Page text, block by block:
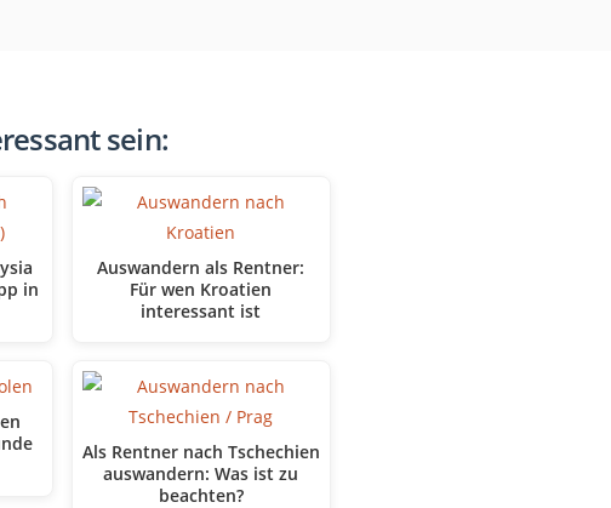
sein:
in
Auswandern als Rentner:
Für wen Kroatien
interessant ist
Als Rentner nach Tschechien
auswandern: Was ist zu
beachten?